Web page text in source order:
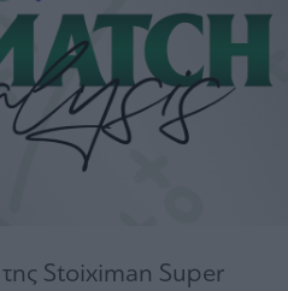
Stoiximan Super